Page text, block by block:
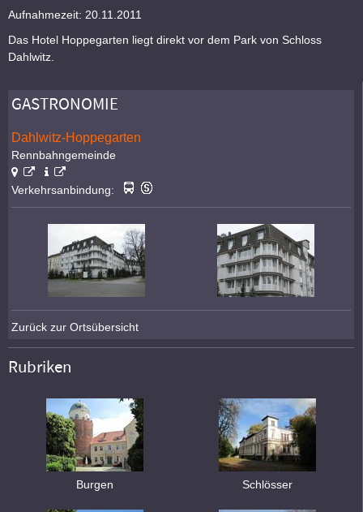
Aufnahmezeit: 20.11.2011
Das Hotel Hoppegarten liegt direkt vor dem Park von Schloss
Dahlwitz.
GASTRONOMIE
Dahlwitz-Hoppegarten
Rennbahngemeinde
Verkehrsanbindung:
Zurück zur Ortsübersicht
Rubriken
Burgen Schlösser